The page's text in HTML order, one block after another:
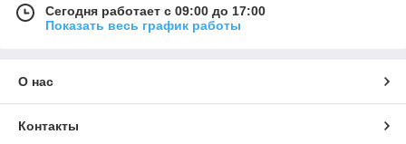
Сегодня работает с 09:00 до 17:00
Показать весь график работы
О нас
Контакты